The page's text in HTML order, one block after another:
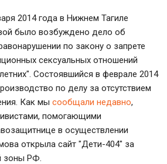
2014 года в Нижнем Тагиле
было возбуждено дело об
по закону о запрете
сексуальных отношений
Состоявшийся в феврале 2014
по делу за отсутствием
Как мы сообщали недавно,
помогающими
в осуществлении
открыла сайт "Дети-404" за
зоны РФ.